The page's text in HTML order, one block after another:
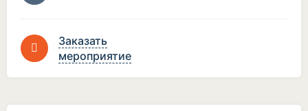
Заказать
мероприятие